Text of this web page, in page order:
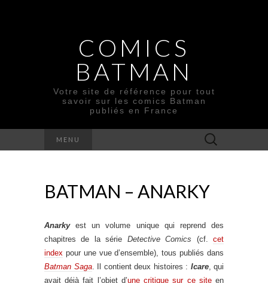
COMICS
BATMAN
Votre site de référence pour tout
savoir sur les comics Batman
publiés en France
MENU Rechercher :
BATMAN – ANARKY
Anarkyest un volume unique qui reprend des
chapitres de la série Detective Comics (cf.cet
index pour une vue d’ensemble), tous publiés dans
Batman Saga. Il contient deux histoires : Icare, qui
avait déjà fait l’objet d’une critique sur ce siteen